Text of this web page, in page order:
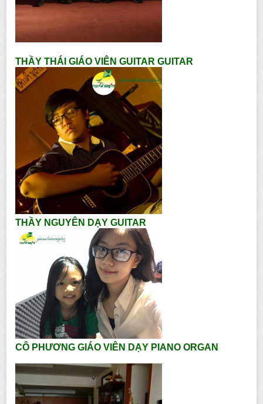
THẦY THÁI GIÁO VIÊN GUITAR GUITAR
THẦY NGUYÊN DẠY GUITAR
CÔ PHƯƠNG GIÁO VIÊN DẠY PIANO ORGAN